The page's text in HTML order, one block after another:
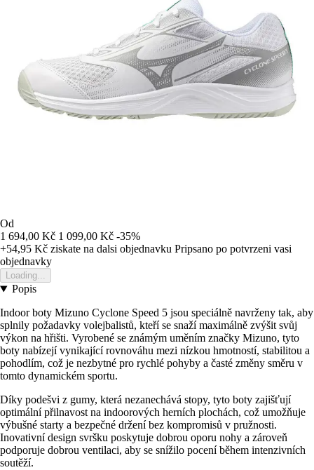
Od
1 694,00 Kč 1 099,00 Kč -35%
+54,95 Kč ziskate na dalsi objednavku Pripsano po potvrzeni vasi
objednavky
Loading...
Popis
Indoor boty Mizuno Cyclone Speed 5 jsou speciálně navrženy tak, aby
splnily požadavky volejbalistů, kteří se snaží maximálně zvýšit svůj
výkon na hřišti. Vyrobené se známým uměním značky Mizuno, tyto
boty nabízejí vynikající rovnováhu mezi nízkou hmotností, stabilitou a
pohodlím, což je nezbytné pro rychlé pohyby a časté změny směru v
tomto dynamickém sportu.
Díky podešvi z gumy, která nezanechává stopy, tyto boty zajišťují
optimální přilnavost na indoorových herních plochách, což umožňuje
výbušné starty a bezpečné držení bez kompromisů v pružnosti.
Inovativní design svršku poskytuje dobrou oporu nohy a zároveň
podporuje dobrou ventilaci, aby se snížilo pocení během intenzivních
soutěží.